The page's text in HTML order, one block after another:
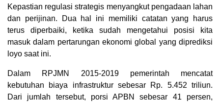
Kepastian regulasi strategis menyangkut pengadaan lahan
dan perijinan. Dua hal ini memiliki catatan yang harus
terus diperbaiki, ketika sudah mengetahui posisi kita
masuk dalam pertarungan ekonomi global yang diprediksi
loyo saat ini.
Dalam RPJMN 2015-2019 pemerintah mencatat
kebutuhan biaya infrastruktur sebesar Rp. 5.452 triliun.
Dari jumlah tersebut, porsi APBN sebesar 41 persen,